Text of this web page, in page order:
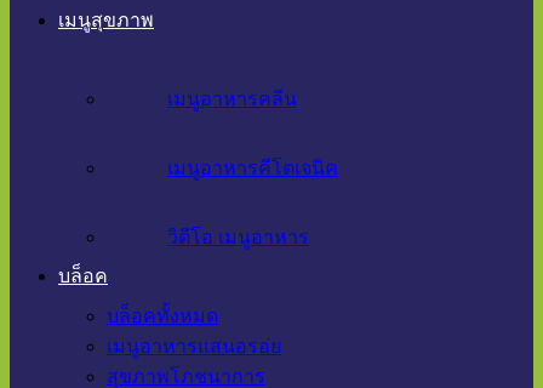
เมนูสุขภาพ
เมนูอาหารคลีน
เมนูอาหารคีโตเจนิค
วิดีโอ เมนูอาหาร
บล็อค
บล็อคทั้งหมด
เมนูอาหารแสนอรอ่ย
สุขภาพโภชนาการ